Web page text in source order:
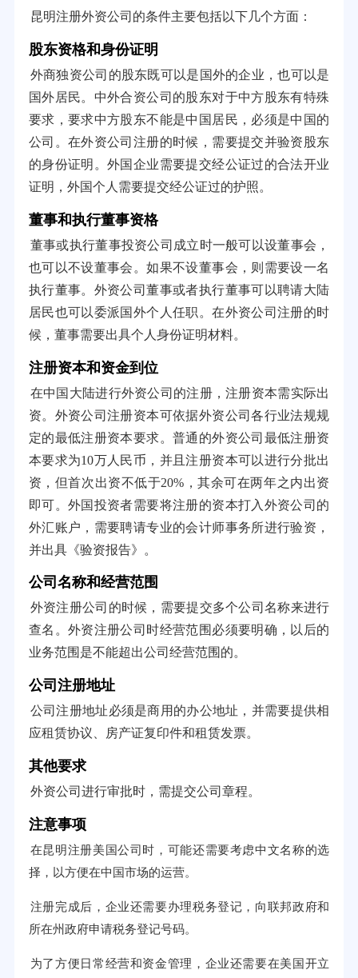
昆明注册外资公司的条件主要包括以下几个方面：
股东资格和身份证明
外商独资公司的股东既可以是国外的企业，也可以是
国外居民。中外合资公司的股东对于中方股东有特殊
要求，要求中方股东不能是中国居民，必须是中国的
公司。在外资公司注册的时候，需要提交并验资股东
的身份证明。外国企业需要提交经公证过的合法开业
证明，外国个人需要提交经公证过的护照。
董事和执行董事资格
董事或执行董事投资公司成立时一般可以设董事会，
也可以不设董事会。如果不设董事会，则需要设一名
执行董事。外资公司董事或者执行董事可以聘请大陆
居民也可以委派国外个人任职。在外资公司注册的时
候，董事需要出具个人身份证明材料。
注册资本和资金到位
在中国大陆进行外资公司的注册，注册资本需实际出
资。外资公司注册资本可依据外资公司各行业法规规
定的最低注册资本要求。普通的外资公司最低注册资
本要求为10万人民币，并且注册资本可以进行分批出
资，但首次出资不低于20%，其余可在两年之内出资
即可。外国投资者需要将注册的资本打入外资公司的
外汇账户，需要聘请专业的会计师事务所进行验资，
并出具《验资报告》。
公司名称和经营范围
外资注册公司的时候，需要提交多个公司名称来进行
查名。外资注册公司时经营范围必须要明确，以后的
业务范围是不能超出公司经营范围的。
公司注册地址
公司注册地址必须是商用的办公地址，并需要提供相
应租赁协议、房产证复印件和租赁发票。
其他要求
外资公司进行审批时，需提交公司章程。
注意事项
在昆明注册美国公司时，可能还需要考虑中文名称的选
择，以方便在中国市场的运营。
注册完成后，企业还需要办理税务登记，向联邦政府和
所在州政府申请税务登记号码。
为了方便日常经营和资金管理，企业还需要在美国开立